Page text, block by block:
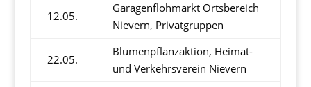
12.05.
Garagenflohmarkt Ortsbereich
Nievern, Privatgruppen
22.05.
Blumenpflanzaktion, Heimat-
und Verkehrsverein Nievern